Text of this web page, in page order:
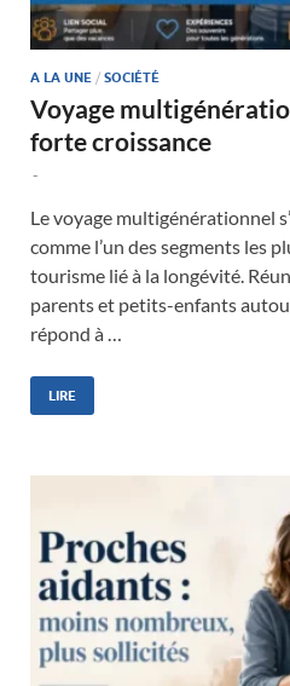
A LA UNE / SOCIÉTÉ
Voyage
forte croissance
-
Le voyage multigénérationnel
comme l’un des segments les
tourisme lié à la longévité.
parents et petits-enfants
répond à …
LIRE